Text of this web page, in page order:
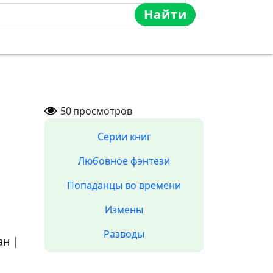
Найти
|
50просмотров
Серии книг
Любовное фэнтези
Попаданцы во времени
Измены
Разводы